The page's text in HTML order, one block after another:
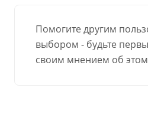
Помогите другим
выбором - будьте
своим мнением об